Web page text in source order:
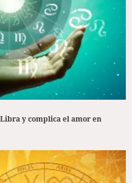
y complica el amor en